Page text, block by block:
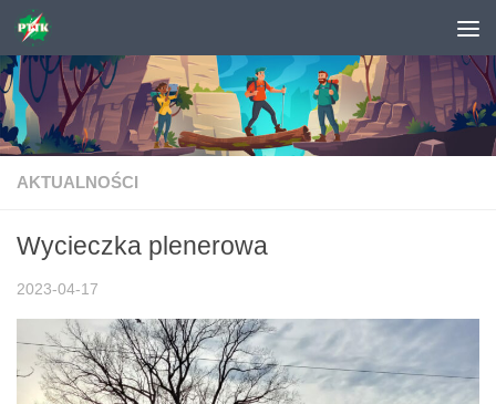
Skip to content
AKTUALNOŚCI
Wycieczka plenerowa
2023-04-17